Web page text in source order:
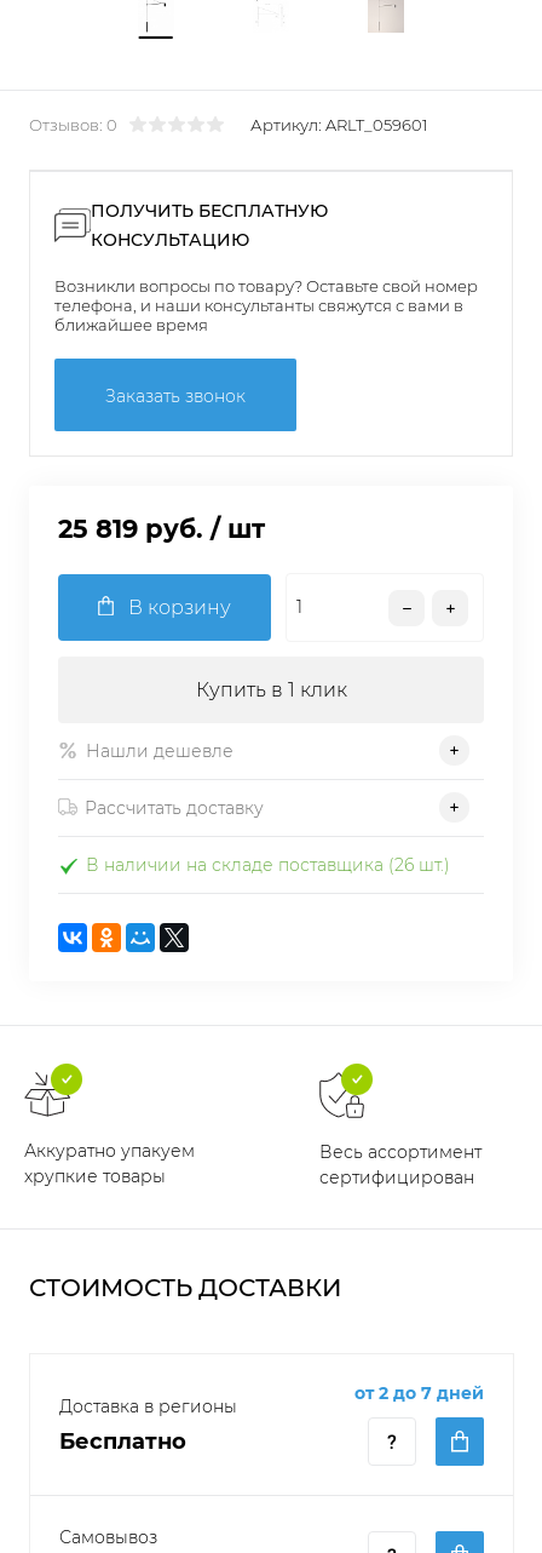
Отзывов: 0 Артикул: ARLT_059601
ПОЛУЧИТЬ БЕСПЛАТНУЮ
КОНСУЛЬТАЦИЮ
Возникли вопросы по товару? Оставьте свой номер
телефона, и наши консультанты свяжутся с вами в
ближайшее время
Заказать звонок
25 819 руб. / шт
В корзину
Купить в 1 клик
Нашли дешевле
Рассчитать доставку
В наличии на складе поставщика (26 шт.)
Аккуратно упакуем
хрупкие товары
Весь ассортимент
сертифицирован
СТОИМОСТЬ ДОСТАВКИ
Доставка в регионы
Бесплатно
от 2 до 7 дней
Самовывоз